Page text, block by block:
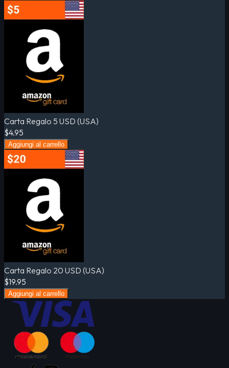
Carta Regalo 5 USD (USA)
$4.95
Aggiungi al carrello
Carta Regalo 20 USD (USA)
$19.95
Aggiungi al carrello